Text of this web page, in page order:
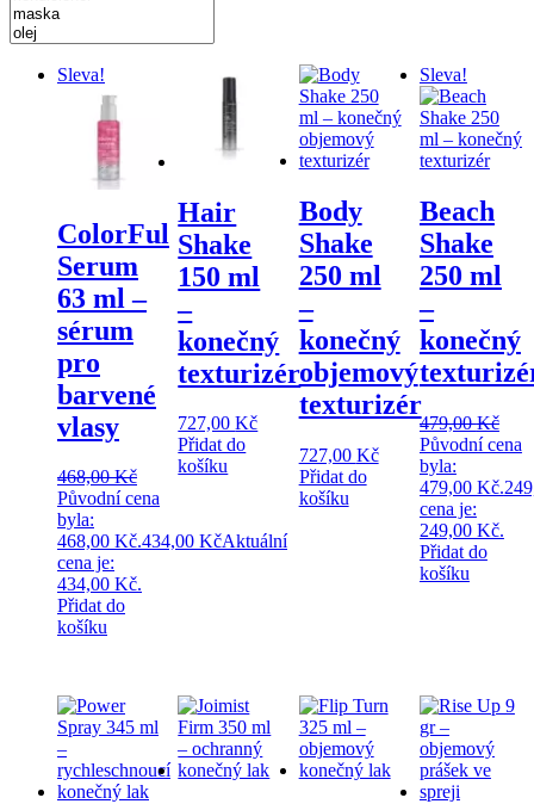
Sleva!
ColorFul
Serum
63 ml –
sérum
pro
barvené
vlasy
468,00Kč
Původní cena
byla:
468,00 Kč.434,00 KčAktuální
cena je:
434,00 Kč.
Přidat do
košíku
Hair
Shake
150 ml
–
konečný
texturizér
727,00Kč
Přidat do
košíku
Body
Shake
250 ml
–
konečný
objemový
texturizér
727,00 Kč
Přidat do
košíku
Sleva!
Beach
Shake
250 ml
–
konečný
479,00Kč
Původní cena
byla:
479,00 Kč.
cena je:
249,00 Kč.
Přidat do
košíku